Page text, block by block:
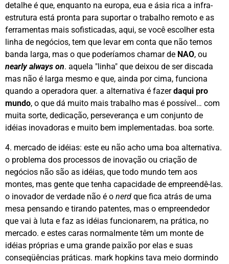
detalhe é que, enquanto na europa, eua e ásia rica a infra-
estrutura está pronta para suportar o trabalho remoto e as
ferramentas mais sofisticadas, aqui, se você escolher esta
linha de negócios, tem que levar em conta que não temos
banda larga, mas o que poderíamos chamar de NAO, ou
nearly always on. aquela "linha" que deixou de ser discada
mas não é larga mesmo e que, ainda por cima, funciona
quando a operadora quer. a alternativa é fazerdaqui pro
mundo, o que dá muito mais trabalho mas é possível… com
muita sorte, dedicação, perseverança e um conjunto de
idéias inovadoras e muito bem implementadas. boa sorte.
4. mercado de idéias: este eu não acho uma boa alternativa.
o problema dos processos de inovação ou criação de
negócios não são as idéias, que todo mundo tem aos
montes, mas gente que tenha capacidade de empreendê-las.
o inovador de verdade não é o nerd que fica atrás de uma
mesa pensando e tirando patentes, mas o empreendedor
que vai à luta e faz as idéias funcionarem, na prática, no
mercado. e estes caras normalmente têm um monte de
idéias próprias e uma grande paixão por elas e suas
conseqüências práticas. mark hopkins tava meio dormindo